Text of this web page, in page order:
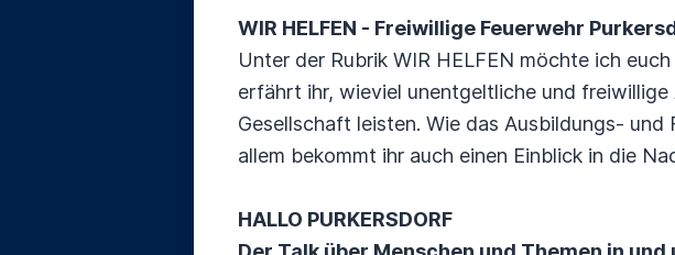
WIR HELFEN - Freiwillige Feuerwehr
Unter der Rubrik WIR HELFEN möchte ich
erfährt ihr, wieviel unentgeltliche und
Gesellschaft leisten. Wie das Ausbildungs-
allem bekommt ihr auch einen Einblick in die
HALLO PURKERSDORF